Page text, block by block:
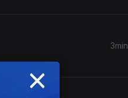
3min
×